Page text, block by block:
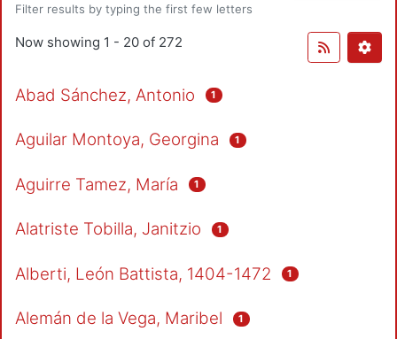
Filter results by typing the first few letters
Now showing 1 - 20 of 272
Abad Sánchez, Antonio 1
Aguilar Montoya, Georgina 1
Aguirre Tamez, María 1
Alatriste Tobilla, Janitzio 1
Alberti, León Battista, 1404-1472 1
Alemán de la Vega, Maribel 1